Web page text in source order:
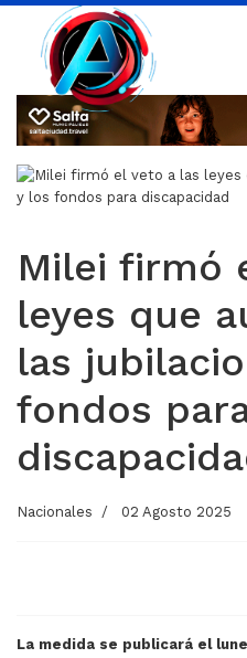
Milei firmó
leyes que
las
fondos
Nacionales 02 Agosto 2025
La medida se publicará el